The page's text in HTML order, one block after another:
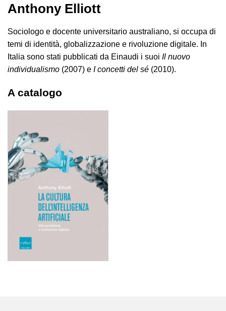
Anthony Elliott
Sociologo e docente universitario australiano, si occupa di
temi di identità, globalizzazione e rivoluzione digitale. In
Italia sono stati pubblicati da Einaudi i suoi Il nuovo
individualismo (2007) e I concetti del sé (2010).
A catalogo